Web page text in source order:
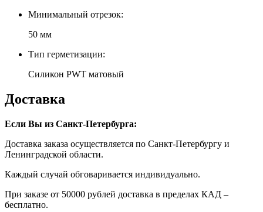
Минимальный отрезок:
50 мм
Тип герметизации:
Силикон PWT матовый
Доставка
Если Вы из Санкт-Петербурга:
Доставка заказа осуществляется по Санкт-Петербургу и
Ленинградской области.
Каждый случай обговаривается индивидуально.
При заказе от 50000 рублей доставка в пределах КАД –
бесплатно.